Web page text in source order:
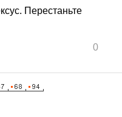
Перестаньте
0